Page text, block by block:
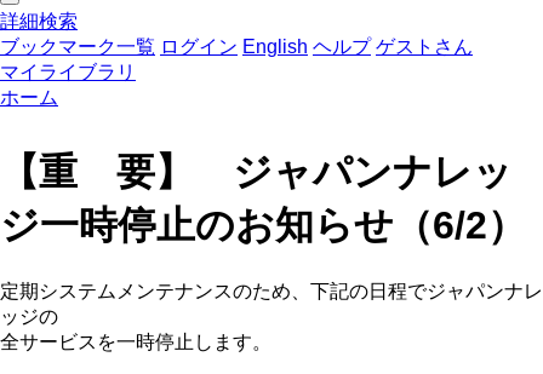
詳細検索
ブックマーク一覧 ログイン English ヘルプ ゲストさん
マイライブラリ
ホーム
【重 要】 ジャパンナレッ
ジ一時停止のお知らせ（6/2）
定期システムメンテナンスのため、下記の日程でジャパンナレ
ッジの
全サービスを一時停止します。